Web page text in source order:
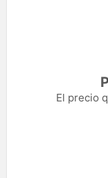
El precio